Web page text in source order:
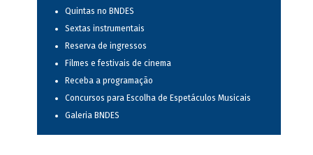
Quintas no BNDES
Sextas instrumentais
Reserva de ingressos
Filmes e festivais de cinema
Receba a programação
Concursos para Escolha de Espetáculos Musicais
Galeria BNDES